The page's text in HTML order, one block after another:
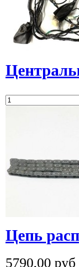
Цепь
5790,00 руб